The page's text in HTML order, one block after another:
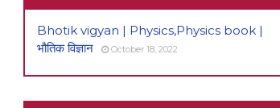
Bhotik vigyan | Physics,Physics book |
भौतिक विज्ञान
October 18, 2022